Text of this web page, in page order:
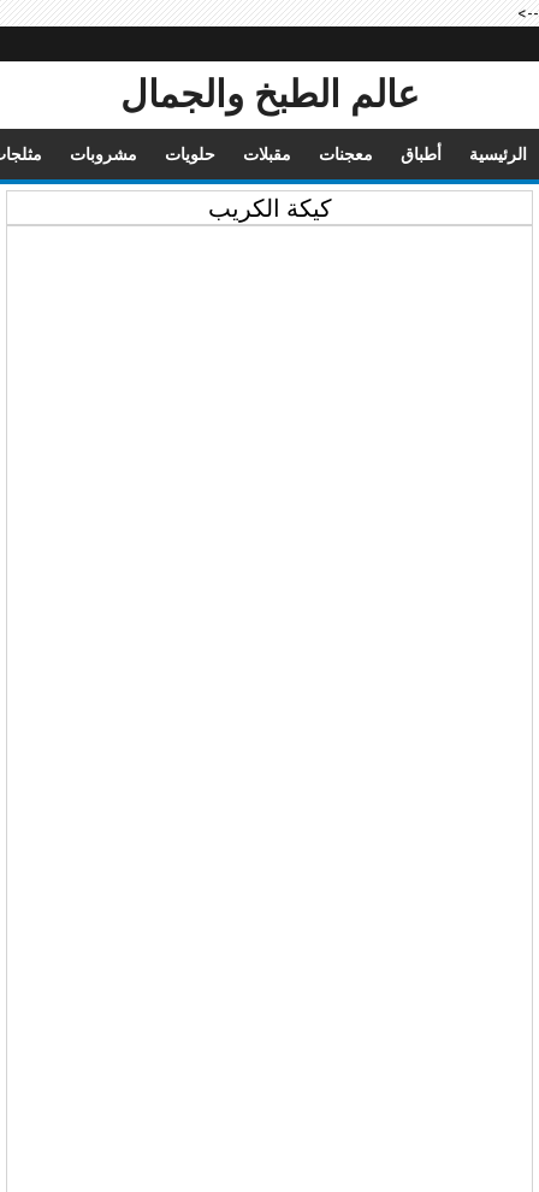
-->
عالم الطبخ والجمال
الرئيسية أطباق معجنات مقبلات حلويات مشروبات
كيكة الكريب